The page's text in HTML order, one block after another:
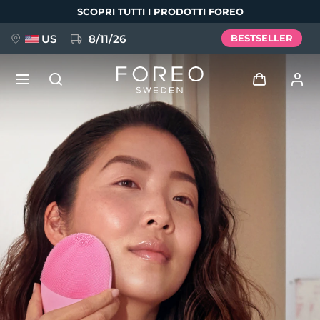
SCOPRI TUTTI I PRODOTTI FOREO
US 8/11/26 BESTSELLER
I miei dispositivi
I miei ordini
I miei indirizzi
I miei abbonamenti
NUOVO
FAQ™ Pure Beauty-Tech Elixir
BREAKING NEWS
issa™ Teeth Whitening Set
Lingua
English Deutsch
Español
Français
Italiano
Português
Polski
Svenska
Русский
Türkçe
简体中文 繁體中文